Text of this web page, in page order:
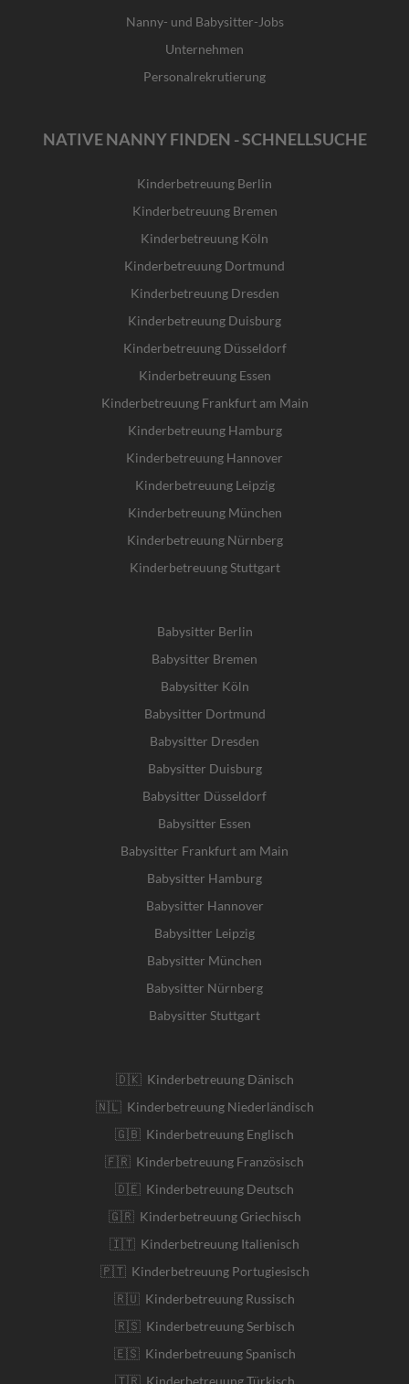
Nanny- und Babysitter-Jobs
Unternehmen
Personalrekrutierung
NATIVE NANNY FINDEN - SCHNELLSUCHE
Kinderbetreuung Berlin
Kinderbetreuung Bremen
Kinderbetreuung Köln
Kinderbetreuung Dortmund
Kinderbetreuung Dresden
Kinderbetreuung Duisburg
Kinderbetreuung Düsseldorf
Kinderbetreuung Essen
Kinderbetreuung Frankfurt am Main
Kinderbetreuung Hamburg
Kinderbetreuung Hannover
Kinderbetreuung Leipzig
Kinderbetreuung München
Kinderbetreuung Nürnberg
Kinderbetreuung Stuttgart
Babysitter Berlin
Babysitter Bremen
Babysitter Köln
Babysitter Dortmund
Babysitter Dresden
Babysitter Duisburg
Babysitter Düsseldorf
Babysitter Essen
Babysitter Frankfurt am Main
Babysitter Hamburg
Babysitter Hannover
Babysitter Leipzig
Babysitter München
Babysitter Nürnberg
Babysitter Stuttgart
🇩🇰 Kinderbetreuung Dänisch
🇳🇱 Kinderbetreuung Niederländisch
🇬🇧 Kinderbetreuung Englisch
🇫🇷 Kinderbetreuung Französisch
🇩🇪 Kinderbetreuung Deutsch
🇬🇷 Kinderbetreuung Griechisch
🇮🇹 Kinderbetreuung Italienisch
🇵🇹 Kinderbetreuung Portugiesisch
🇷🇺 Kinderbetreuung Russisch
🇷🇸 Kinderbetreuung Serbisch
🇪🇸 Kinderbetreuung Spanisch
🇹🇷 Kinderbetreuung Türkisch